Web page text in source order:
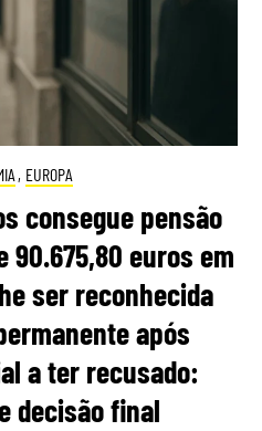
, EUROPA
consegue pensão
90.675,80 euros em
ser reconhecida
após
a ter recusado:
decisão final